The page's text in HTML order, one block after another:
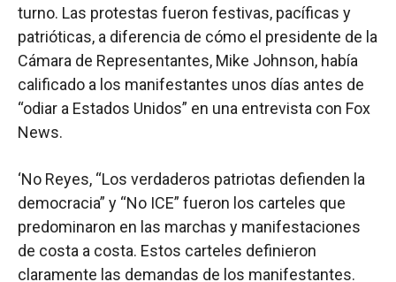
turno. Las protestas fueron festivas, pacíficas y
patrióticas, a diferencia de cómo el presidente de la
Cámara de Representantes, Mike Johnson, había
calificado a los manifestantes unos días antes de
“odiar a Estados Unidos” en una entrevista con Fox
News.
‘No Reyes, “Los verdaderos patriotas defienden la
democracia” y “No ICE” fueron los carteles que
predominaron en las marchas y manifestaciones
de costa a costa. Estos carteles definieron
claramente las demandas de los manifestantes.